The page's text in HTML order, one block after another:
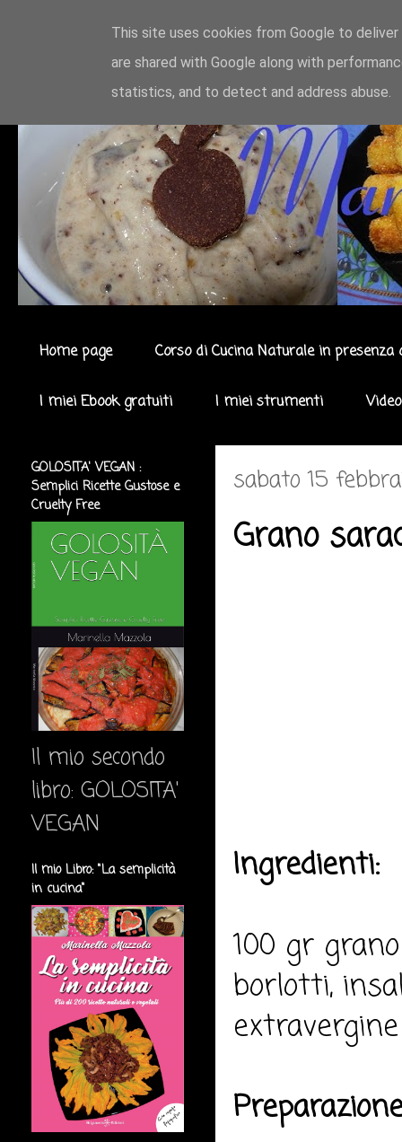
Home page Corso di Cucina Naturale in presenza
I miei Ebook gratuiti I miei strumenti
sabato 15
Grano
Ingredienti:
100 gr
borlotti,
GOLOSITA' VEGAN :
Semplici Ricette Gustose e
Cruelty Free
Il mio secondo
libro: GOLOSITA'
VEGAN
Il mio Libro: "La semplicità
in cucina"
This site uses cookies from Google to
are shared with Google along with
statistics, and to detect and address abuse.